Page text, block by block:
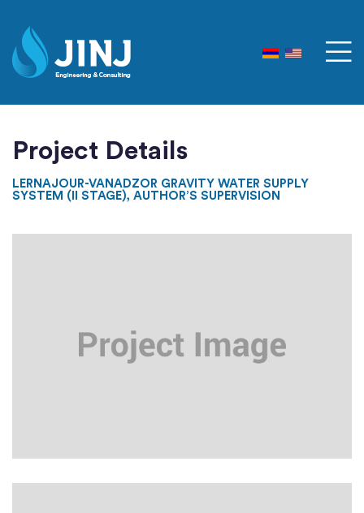
Project Details
LERNAJOUR-VANADZOR GRAVITY WATER SUPPLY
SYSTEM (II STAGE), AUTHOR’S SUPERVISION